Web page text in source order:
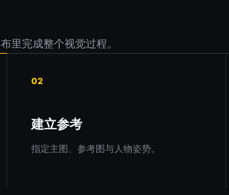
里完成整个视觉过程。
02
建立参考
指定主图、参考图与人物姿势。